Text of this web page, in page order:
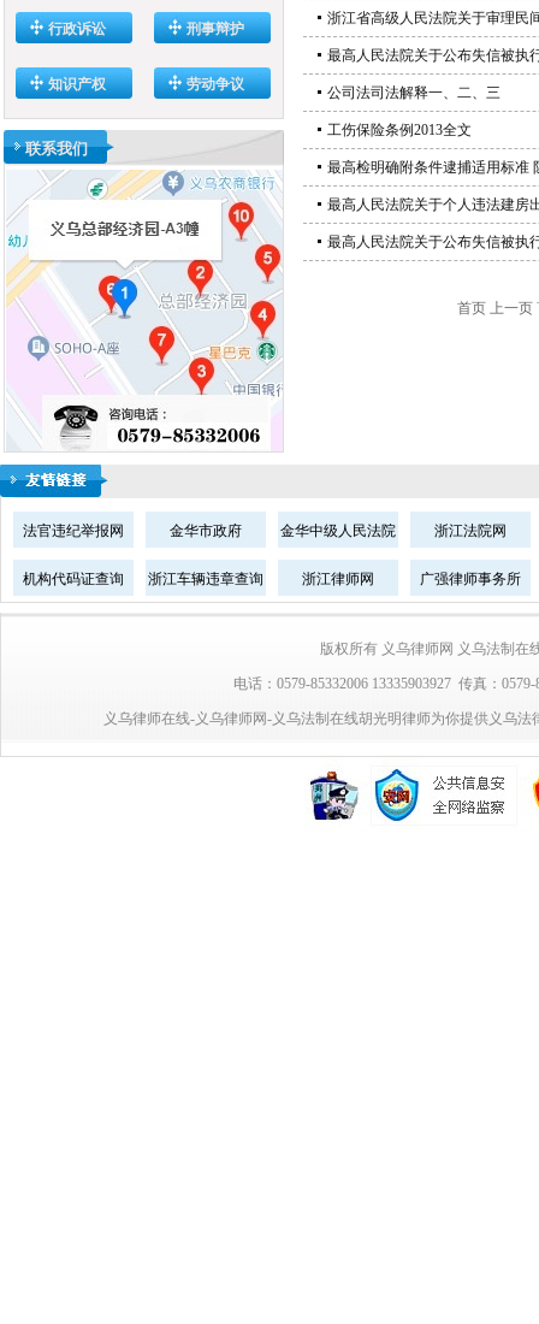
行政诉讼 刑事辩护
知识产权 劳动争议
联系我们
浙江省高级人民法院关于审理民
最高人民法院关于公布失信被执
公司法司法解释一、二、三
工伤保险条例2013全文
最高检明确附条件逮捕适用标准
最高人民法院关于个人违法建房
最高人民法院关于公布失信被执
首页 上一页
法官违纪举报网 金华市政府 金华中级人民法院 浙江法院网
机构代码证查询 浙江车辆违章查询 浙江律师网 广强律师事务所
版权所有 义乌律师网 义乌法制在
电话：0579-85332006 13335903927 传真：
义乌律师在线-义乌律师网-义乌法制在线胡光明律师为你提供义乌